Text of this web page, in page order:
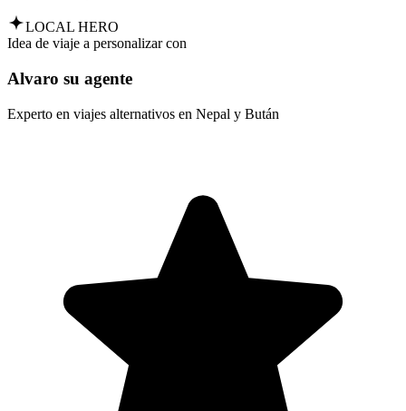
LOCAL HERO
Idea de viaje a personalizar con
Alvaro su agente
Experto en viajes alternativos en Nepal y Bután